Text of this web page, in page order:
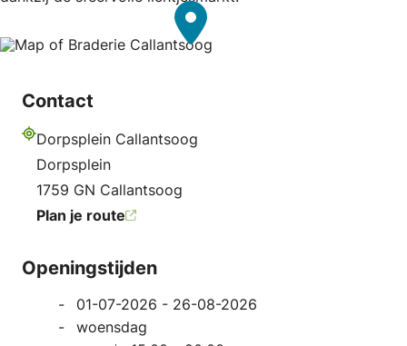
Contact
Dorpsplein Callantsoog
Dorpsplein
1759 GN Callantsoog
Plan je route
Openingstijden
01-07-2026 - 26-08-2026
woensdag